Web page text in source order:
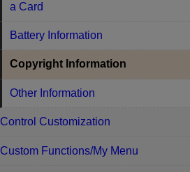
a Card
Battery Information
Copyright Information
Other Information
Control Customization
Custom Functions/My Menu